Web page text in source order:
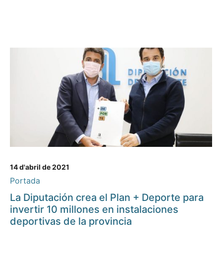
14 d'abril de 2021
Portada
La Diputación crea el Plan + Deporte para
invertir 10 millones en instalaciones
deportivas de la provincia